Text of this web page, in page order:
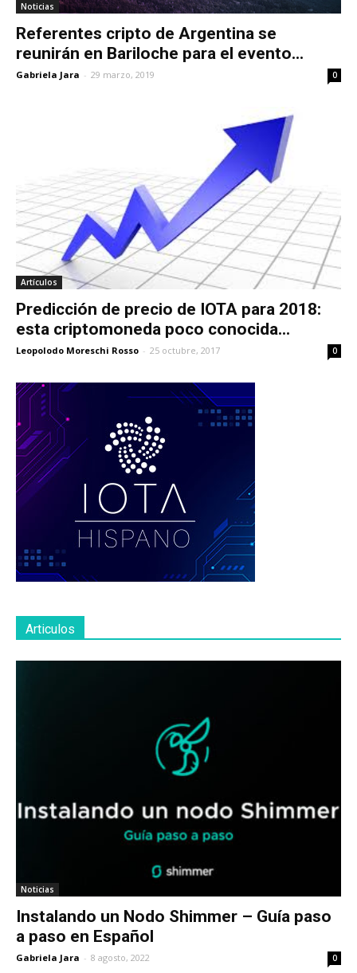
Noticias
Referentes cripto de Argentina se
reunirán en Bariloche para el evento...
Gabriela Jara - 29 marzo, 2019 0
Artículos
Predicción de precio de IOTA para 2018:
esta criptomoneda poco conocida...
Leopolodo Moreschi Rosso - 25 octubre, 2017 0
Articulos
Noticias
Instalando un Nodo Shimmer – Guía paso
a paso en Español
Gabriela Jara - 8 agosto, 2022 0